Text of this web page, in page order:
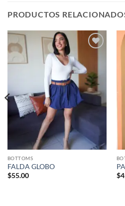
PRODUCTOS
lista de
deseos
BOTTOMS
FALDA GLOBO
$55.00
$